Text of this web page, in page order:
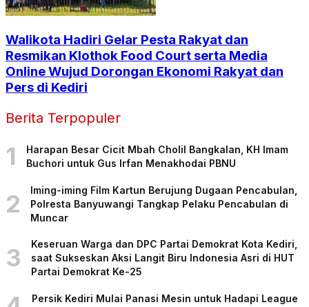
Walikota Hadiri Gelar Pesta Rakyat dan
Resmikan Klothok Food Court serta Media
Online Wujud Dorongan Ekonomi Rakyat dan
Pers di Kediri
Berita Terpopuler
1
Harapan Besar Cicit Mbah Cholil Bangkalan, KH Imam
Buchori untuk Gus Irfan Menakhodai PBNU
2
Iming-iming Film Kartun Berujung Dugaan Pencabulan,
Polresta Banyuwangi Tangkap Pelaku Pencabulan di
Muncar
3
Keseruan Warga dan DPC Partai Demokrat Kota Kediri,
saat Sukseskan Aksi Langit Biru Indonesia Asri di HUT
Partai Demokrat Ke-25
Persik Kediri Mulai Panasi Mesin untuk Hadapi League